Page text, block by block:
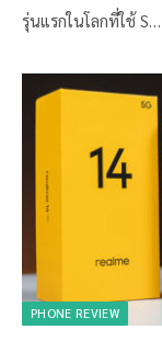
รุ่นแรกในโลกที่ใช้ S…
PHONE REVIEW